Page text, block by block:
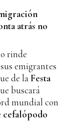
atrás no
rinde
emigrantes
de laFesta
buscará
mundial con
cefalópodo